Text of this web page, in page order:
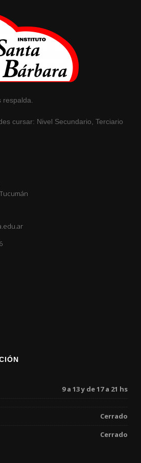
cursar: Nivel Secundario, Terciario
9 a 13 y de 17 a 21 hs
Cerrado
Cerrado